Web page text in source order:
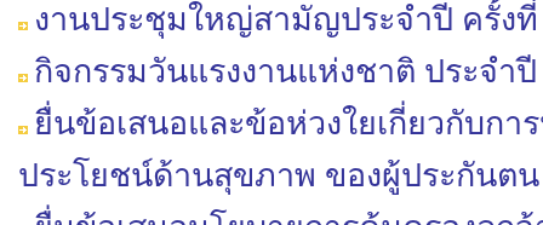
งานประชุมใหญ่สามัญประจำปี ครั้งที่
กิจกรรมวันแรงงานแห่งชาติ ประจำปี
ยื่นข้อเสนอและข้อห่วงใยเกี่ยวกับก
ประโยชน์ด้านสุขภาพ ของผู้ประกันตน